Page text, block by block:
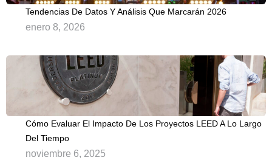
Tendencias De Datos Y Análisis Que Marcarán 2026
enero 8, 2026
Cómo Evaluar El Impacto De Los Proyectos LEED A Lo Largo
Del Tiempo
noviembre 6, 2025